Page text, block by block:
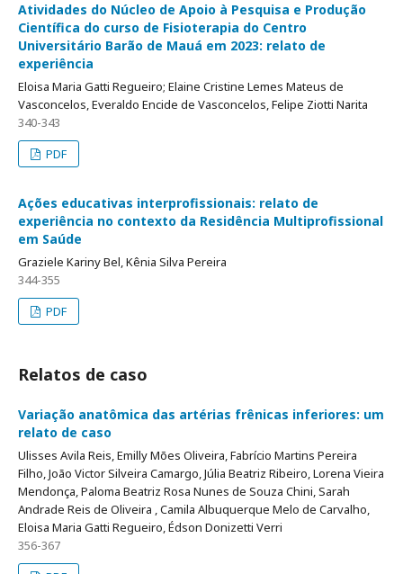
Atividades do Núcleo de Apoio à Pesquisa e Produção
Científica do curso de Fisioterapia do Centro
Universitário Barão de Mauá em 2023: relato de
experiência
Eloisa Maria Gatti Regueiro; Elaine Cristine Lemes Mateus de
Vasconcelos, Everaldo Encide de Vasconcelos, Felipe Ziotti Narita
340-343
PDF
Ações educativas interprofissionais: relato de
experiência no contexto da Residência Multiprofissional
em Saúde
Graziele Kariny Bel, Kênia Silva Pereira
344-355
PDF
Relatos de caso
Variação anatômica das artérias frênicas inferiores: um
relato de caso
Ulisses Avila Reis, Emilly Mões Oliveira, Fabrício Martins Pereira
Filho, João Victor Silveira Camargo, Júlia Beatriz Ribeiro, Lorena Vieira
Mendonça, Paloma Beatriz Rosa Nunes de Souza Chini, Sarah
Andrade Reis de Oliveira , Camila Albuquerque Melo de Carvalho,
Eloisa Maria Gatti Regueiro, Édson Donizetti Verri
356-367